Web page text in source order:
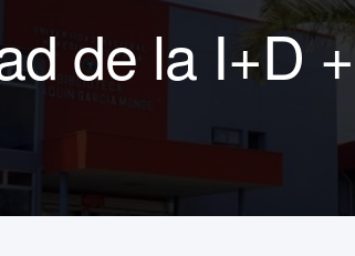
de la I+D